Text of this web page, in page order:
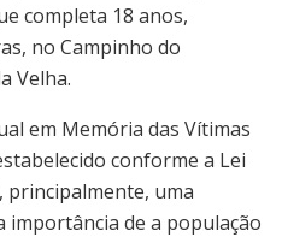
completa 18 anos,
no Campinho do
Velha.
em Memória das Vítimas
conforme a Lei
principalmente, uma
de a população